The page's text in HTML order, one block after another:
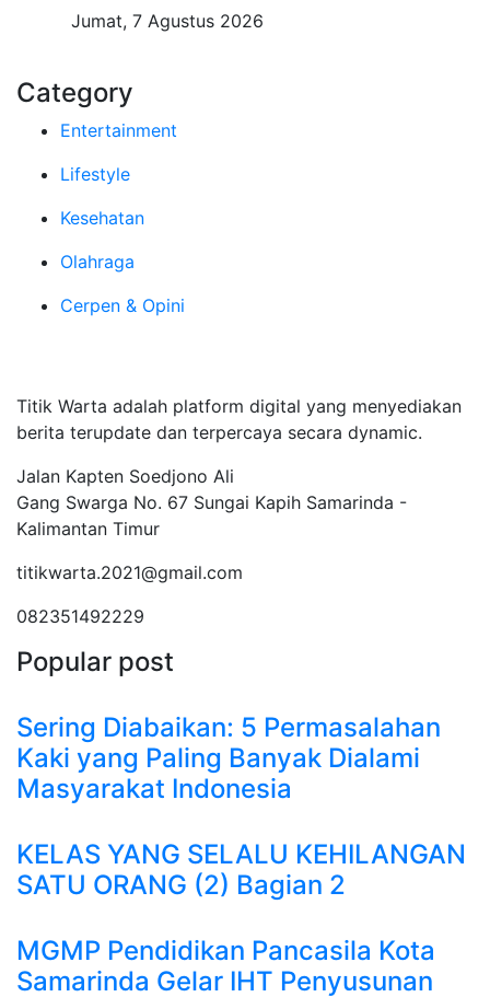
Jumat, 7 Agustus 2026
Category
Entertainment
Lifestyle
Kesehatan
Olahraga
Cerpen & Opini
Titik Warta adalah platform digital yang menyediakan
berita terupdate dan terpercaya secara dynamic.
Jalan Kapten Soedjono Ali
Gang Swarga No. 67 Sungai Kapih Samarinda -
Kalimantan Timur
titikwarta.2021@gmail.com
082351492229
Popular post
Sering Diabaikan: 5 Permasalahan
Kaki yang Paling Banyak Dialami
Masyarakat Indonesia
KELAS YANG SELALU KEHILANGAN
SATU ORANG (2) Bagian 2
MGMP Pendidikan Pancasila Kota
Samarinda Gelar IHT Penyusunan